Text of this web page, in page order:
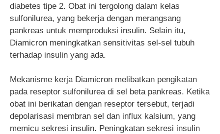
diabetes tipe 2. Obat ini tergolong dalam kelas
sulfonilurea, yang bekerja dengan merangsang
pankreas untuk memproduksi insulin. Selain itu,
Diamicron meningkatkan sensitivitas sel-sel tubuh
terhadap insulin yang ada.
Mekanisme kerja Diamicron melibatkan pengikatan
pada reseptor sulfonilurea di sel beta pankreas. Ketika
obat ini berikatan dengan reseptor tersebut, terjadi
depolarisasi membran sel dan influx kalsium, yang
memicu sekresi insulin. Peningkatan sekresi insulin